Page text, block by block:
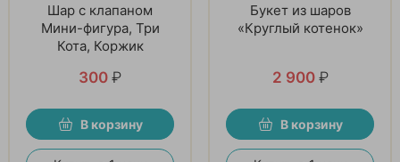
Шар с клапаном
Мини-фигура, Три
Кота, Коржик
300 ₽
В корзину
Букет из шаров
«Круглый котенок»
2 900 ₽
В корзину